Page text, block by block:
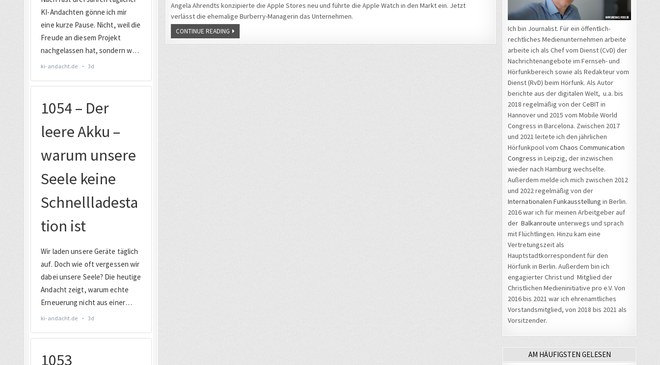
Angela Ahrendts konzipierte die Apple Stores neu und führte die Apple Watch in den Markt ein. Jetzt
verlässt die ehemalige Burberry-Managerin das Unternehmen.
CONTINUE READING
Ich bin Journalist. Für ein öffentlich-
rechtliches Medienunternehmen arbeite
arbeite ich als Chef vom Dienst (CvD) der
Nachrichtenangebote im Fernseh- und
Hörfunkbereich sowie als Redakteur vom
Dienst (RvD) beim Hörfunk. Als Autor
berichte aus der digitalen Welt, u.a. bis
2018 regelmäßig von der CeBIT in
Hannover und 2015 vom Mobile World
Congress in Barcelona. Zwischen 2017
und 2021 leitete ich den jährlichen
Hörfunkpool vom Chaos Communication
Congress in Leipzig, der inzwischen
wieder nach Hamburg wechselte.
Außerdem melde ich mich zwischen 2012
und 2022 regelmäßig von der
Internationalen Funkausstellung in Berlin.
2016 war ich für meinen Arbeitgeber auf
der Balkanroute unterwegs und sprach
mit Flüchtlingen. Hinzu kam eine
Vertretungszeit als
Hauptstadtkorrespondent für den
Hörfunk in Berlin. Außerdem bin ich
engagierter Christ und Mitglied der
Christlichen Medieninitiative pro e.V. Von
2016 bis 2021 war ich ehrenamtliches
Vorstandsmitglied, von 2018 bis 2021 als
Vorsitzender.
AM HÄUFIGSTEN GELESEN